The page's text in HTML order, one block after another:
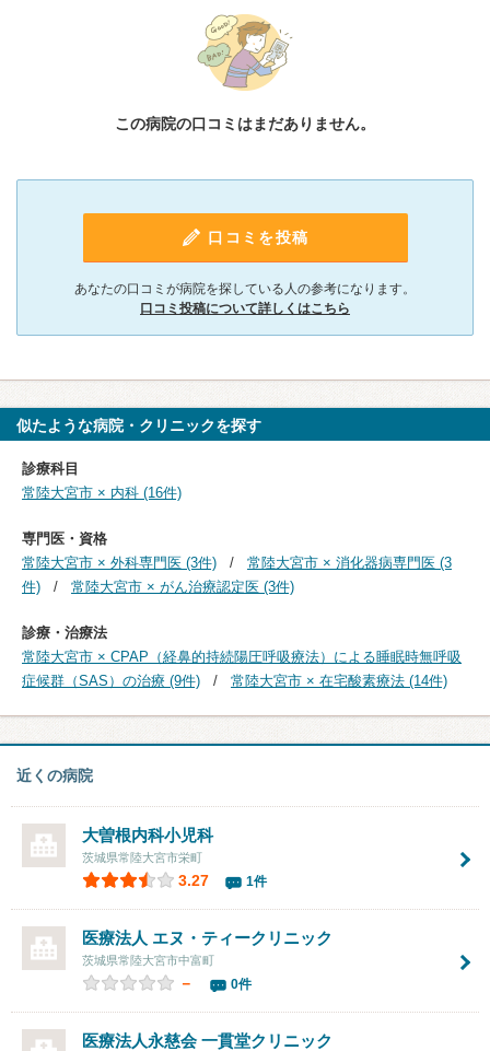
この病院の口コミはまだありません。
口コミを投稿
あなたの口コミが病院を探している人の参考になります。
口コミ投稿について詳しくはこちら
似たような病院・クリニックを探す
診療科目
常陸大宮市 × 内科 (16件)
専門医・資格
常陸大宮市 × 外科専門医 (3件)
常陸大宮市 × 消化器病専門医 (3
件)
常陸大宮市 × がん治療認定医 (3件)
診療・治療法
常陸大宮市 × CPAP（経鼻的持続陽圧呼吸療法）による睡眠時無呼吸
症候群（SAS）の治療 (9件)
常陸大宮市 × 在宅酸素療法 (14件)
近くの病院
大曽根内科小児科
茨城県常陸大宮市栄町
3.27 1件
医療法人 エヌ・ティークリニック
茨城県常陸大宮市中富町
－ 0件
医療法人永慈会 一貫堂クリニック